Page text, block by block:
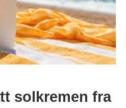
solkremen fra